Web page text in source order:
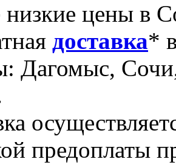
цены в
доставка*
Дагомыс,
предоплаты